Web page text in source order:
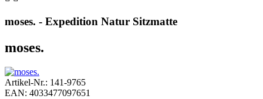
moses. - Expedition Natur Sitzmatte
moses.
Artikel-Nr.: 141-9765
EAN: 4033477097651